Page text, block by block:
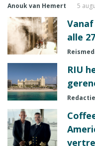
Anouk van Hemert 5
alle
RIU